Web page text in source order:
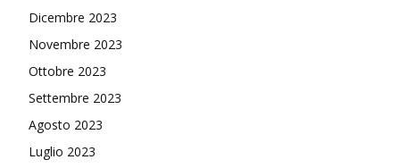
Dicembre 2023
Novembre 2023
Ottobre 2023
Settembre 2023
Agosto 2023
Luglio 2023